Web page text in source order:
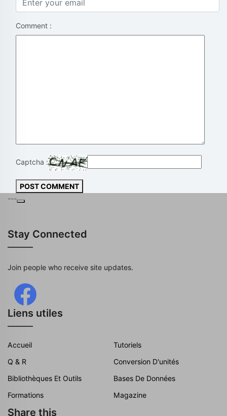
Comment :
Captcha :
POST COMMENT
---
Stay Connected
Join people who receive site updates.
Liens utiles
Accueil
Tutoriels
Q & R
Conversion D'unités
Bibliothèques Et Outils
Bases De Données
Formations
Magazine
Share this